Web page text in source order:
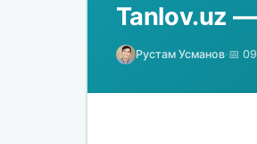
Tanlov.uz
Рустам Усманов·📅